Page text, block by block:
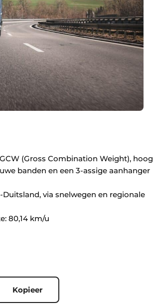
(Gross Combination Weight), hoog
banden en een 3-assige aanhanger
via snelwegen en regionale
80,14 km/u
Kopieer